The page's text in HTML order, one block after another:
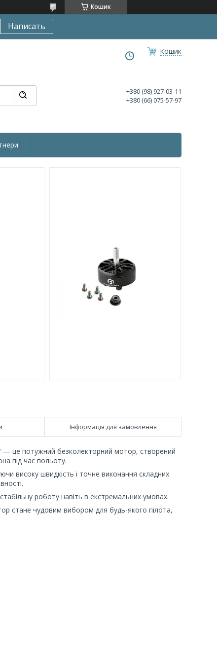
Кошик
Написать
Кошик
+380 (98) 927-03-11
+380 (66) 075-57-97
Інформація для замовлення
— це потужний безколекторний мотор, створений
під час польоту.
високу швидкість і точне виконання складних
роботу навіть в екстремальних умовах.
стане чудовим вибором для будь-якого пілота,